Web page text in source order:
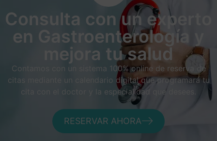
Consulta con un experto
en Gastroenterología y
mejora tu salud
Contamos con un sistema 100% online de reserva de
citas mediante un calendario digital que programará tu
cita con el doctor y la especialidad que desees.
RESERVAR AHORA